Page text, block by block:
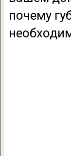
почему